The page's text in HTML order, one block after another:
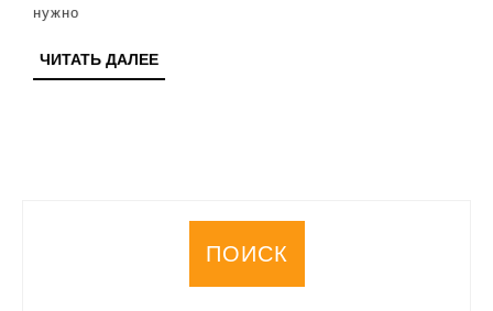
нужно
ЧИТАТЬ ДАЛЕЕЧИТАТЬ
ДАЛЕЕ
ПОИСК